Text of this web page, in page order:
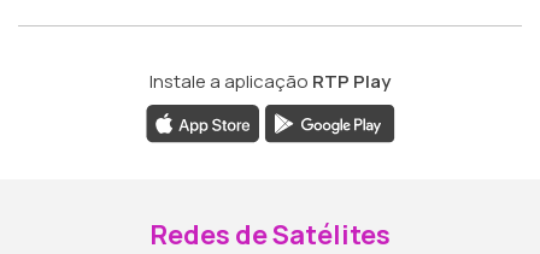
Instale a aplicação RTP Play
Redes de Satélites